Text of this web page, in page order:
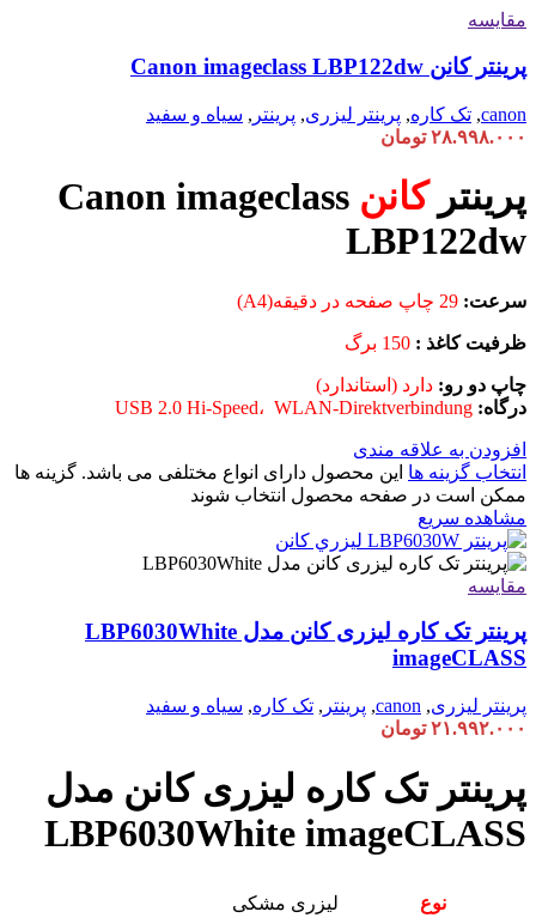
مقایسه
پرینتر کانن Canon imageclass LBP122dw
canon
, تک کاره, پرینتر لیزری, پرینتر , سیاه و سفید
۲۸.۹۹۸.۰۰۰ تومان
پرینترکانن Canon imageclass
LBP122dw
سرعت: 29 چاپ صفحه در دقیقه(A4)
ظرفیت کاغذ :
چاپ دو رو: دارد (استاندارد)
درگاه: USB 2.0 Hi-Speed، WLAN-Direktverbindung
افزودن به علاقه مندی
انتخاب گزینه ها این محصول دارای انواع مختلفی می باشد. گزینه ها
ممکن است در صفحه محصول انتخاب شوند
مشاهده سریع
مقایسه
پرینتر تک کاره لیزری کانن مدل LBP6030White
imageCLASS
پرینتر لیزری,
canon
, پرینتر , تک کاره, سیاه و سفید
۲۱.۹۹۲.۰۰۰ تومان
پرینتر تک کاره لیزری کانن مدل
LBP6030White imageCLASS
نوع لیزری مشکی